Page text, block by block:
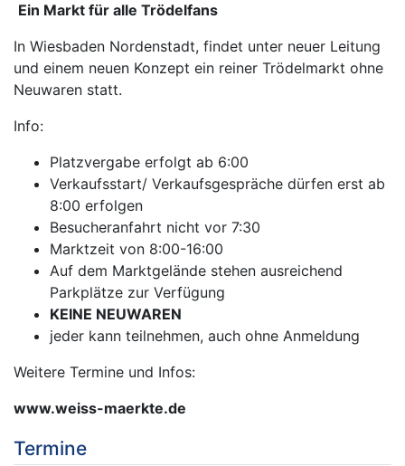
Ein Markt für alle Trödelfans
In Wiesbaden Nordenstadt, findet unter neuer Leitung
und einem neuen Konzept ein reiner Trödelmarkt ohne
Neuwaren statt.
Info:
Platzvergabe erfolgt ab 6:00
Verkaufsstart/ Verkaufsgespräche dürfen erst ab
8:00 erfolgen
Besucheranfahrt nicht vor 7:30
Marktzeit von 8:00-16:00
Auf dem Marktgelände stehen ausreichend
Parkplätze zur Verfügung
KEINE NEUWAREN
jeder kann teilnehmen, auch ohne Anmeldung
Weitere Termine und Infos:
www.weiss-maerkte.de
Termine